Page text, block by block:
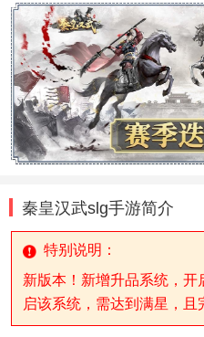
秦皇汉武slg手游简介
特别说明：
新版本！新增升品系统，
启该系统，需达到满星，且